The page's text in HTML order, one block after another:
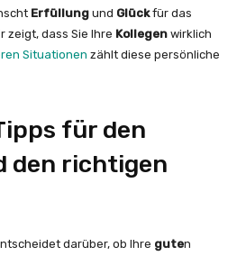
Erfüllung und Glückfür das
zeigt, dass Sie Ihre Kollegen wirklich
Situationen zählt diese persönliche
für den
den richtigen
darüber, ob Ihre guten